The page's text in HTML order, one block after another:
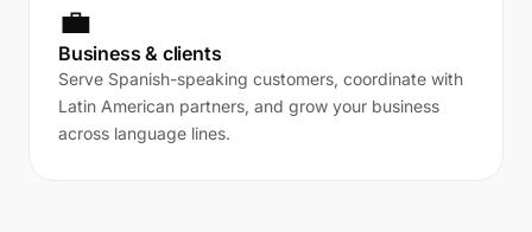
💼
Business & clients
Serve Spanish-speaking customers, coordinate with
Latin American partners, and grow your business
across language lines.